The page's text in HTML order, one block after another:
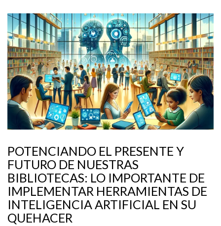
POTENCIANDO EL PRESENTE Y
FUTURO DE NUESTRAS
BIBLIOTECAS: LO IMPORTANTE DE
IMPLEMENTAR HERRAMIENTAS DE
INTELIGENCIA ARTIFICIAL EN SU
QUEHACER